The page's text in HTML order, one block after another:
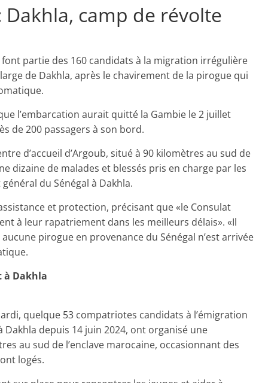
camp de révolte
partie des 160 candidats à la migration irrégulière
de Dakhla, après le chavirement de la pirogue qui
l’embarcation aurait quitté la Gambie le 2 juillet
de 200 passagers à son bord.
d’accueil d’Argoub, situé à 90 kilomètres au sud de
dizaine de malades et blessés pris en charge par les
du Sénégal à Dakhla.
et protection, précisant que «le Consulat
à leur rapatriement dans les meilleurs délais». «Il
pirogue en provenance du Sénégal n’est arrivée
à Dakhla
quelque 53 compatriotes candidats à l’émigration
depuis 14 juin 2024, ont organisé une
au sud de l’enclave marocaine, occasionnant des
logés.